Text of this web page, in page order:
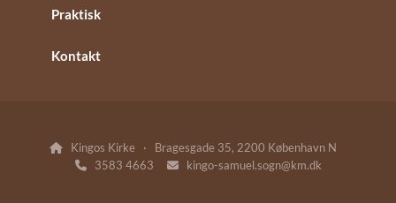
Praktisk
Kontakt
Kingos Kirke · Bragesgade 35, 2200 København N
3583 4663 kingo-samuel.sogn@km.dk